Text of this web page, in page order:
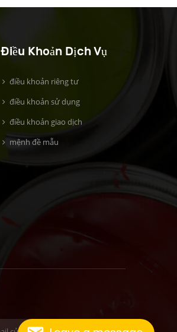
Điều Khoản Dịch Vụ
điều khoản riêng tư
điều khoản sử dụng
điều khoản giao dịch
mệnh đề mẫu